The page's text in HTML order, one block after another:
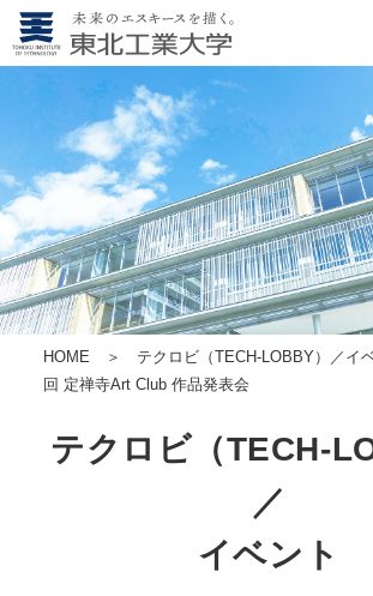
HOME ＞ テクロビ（TECH-LOBBY）／イ
回 定禅寺Art Club 作品発表会
テクロビ（TECH-
／
イベント